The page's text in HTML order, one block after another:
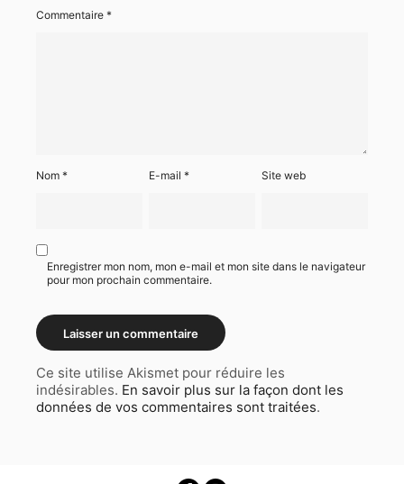
Commentaire *
Nom * E-mail* Site web
Enregistrer mon nom, mon e-mail et mon site dans le navigateur
pour mon prochain commentaire.
Ce site utilise Akismet pour réduire les
indésirables. En savoir plus sur la façon dont les
données de vos commentaires sont traitées.